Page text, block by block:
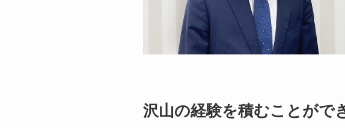
沢山の経験を積むことがで